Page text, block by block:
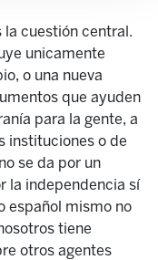
cuestión central.
unicamente
o una nueva
que ayuden
para la gente, a
instituciones o de
se da por un
la independencia sí
español mismo no
tiene
otros agentes